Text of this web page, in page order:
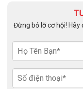
Đừng bỏ lỡ cơ hội!